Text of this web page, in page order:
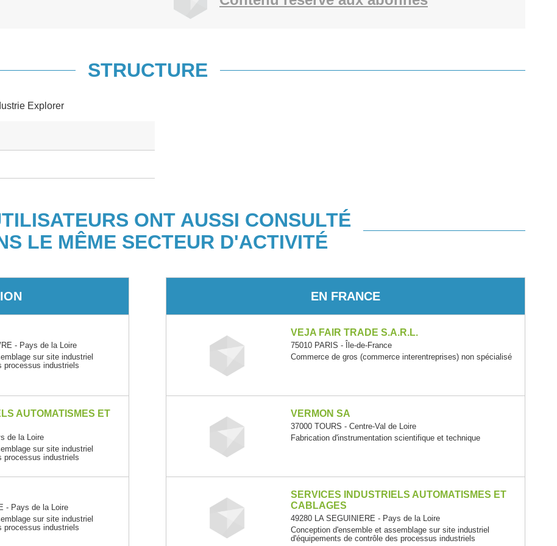
STRUCTURE
Explorer
ONT AUSSI CONSULTÉ
LE MÊME SECTEUR D'ACTIVITÉ
- Pays de la Loire
sur site industriel
processus industriels
AUTOMATISMES ET
de la Loire
sur site industriel
processus industriels
- Pays de la Loire
sur site industriel
processus industriels
EN FRANCE
VEJA FAIR TRADE S.A.R.L.
75010 PARIS - Île-de-France
Commerce de gros (commerce interentreprises) non spécialisé
VERMON SA
37000 TOURS - Centre-Val de Loire
Fabrication d'instrumentation scientifique et technique
SERVICES INDUSTRIELS AUTOMATISMES ET
CABLAGES
49280 LA SEGUINIERE - Pays de la Loire
Conception d'ensemble et assemblage sur site industriel
d'équipements de contrôle des processus industriels